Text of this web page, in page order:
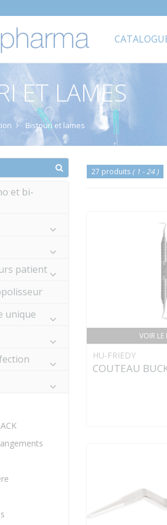
ET LAMES
Bistouri et lames
et bi-
patient
unique
27 produits ( 1 - 24 )
VOIR LE
HU-FRIEDY
COUTEAU